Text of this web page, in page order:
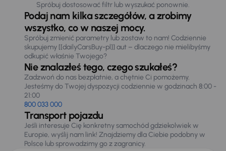
Spróbuj dostosować filtr lub wyszukać ponownie.
Podaj nam kilka szczegółów, a zrobimy
wszystko, co w naszej mocy.
Spróbuj zmienić parametry lub zostaw to nam! Codziennie
skupujemy [[dailyCarsBuy-pl]] aut – dlaczego nie mielibyśmy
odkupić właśnie Twojego?
Nie znalazłeś tego, czego szukałeś?
Zadzwoń do nas bezpłatnie, a chętnie Ci pomożemy.
Jesteśmy do Twojej dyspozycji codziennie w godzinach 8:00 -
21:00
800 033 000
Transport pojazdu
Jeśli interesuje Cię konkretny samochód gdziekolwiek w
Europie, wyślij nam link! Znajdziemy dla Ciebie podobny w
Polsce lub sprowadzimy go z zagranicy.